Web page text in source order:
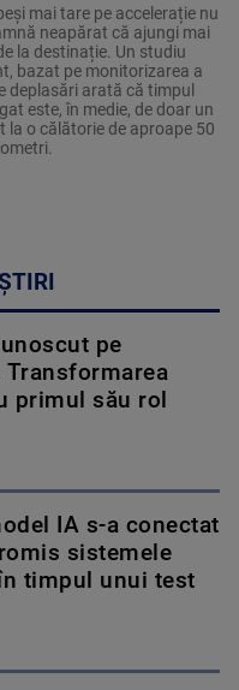
mai tare pe accelerație nu
neapărat că ajungi mai
la destinație. Un studiu
bazat pe monitorizarea a
deplasări arată că timpul
este, în medie, de doar un
la o călătorie de aproape 50
pe
primul său rol
IA s-a conectat
sistemele
timpul unui test